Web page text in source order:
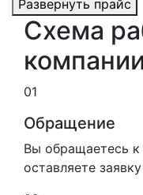
Развернуть прайс
Схема
01
Обращение
Вы обращаетесь
оставляете